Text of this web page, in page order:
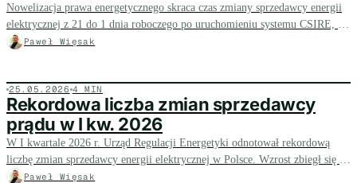
Nowelizacja prawa energetycznego skraca czas zmiany sprzedawcy energii
elektrycznej z 21 do 1 dnia roboczego po uruchomieniu systemu CSIRE, a
nowe przepisy deregulacyjne wchodzą w życie 14 dni od ogłoszenia w
Paweł Więsak
25.05.2026 4 MIN
Rekordowa liczba zmian sprzedawcy
prądu w I kw. 2026
W I kwartale 2026 r. Urząd Regulacji Energetyki odnotował rekordową
liczbę zmian sprzedawcy energii elektrycznej w Polsce. Wzrost zbiegł się z
nowelizacją Prawa energetycznego i wdrożeniem unijnego rozporządzenia o
Paweł Więsak